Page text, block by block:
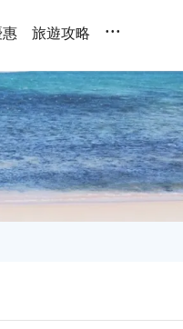
惠 旅遊攻略 ...